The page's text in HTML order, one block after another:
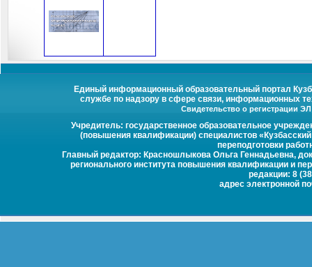
Единый информационный образовательный портал
службе по надзору в сфере связи, информационных
Свидетельство о регистрации
Учредитель: государственное образовательное
(повышения квалификации) специалистов
переподготовки
Главный редактор: Красношлыкова Ольга Геннадьевна,
регионального института повышения квалификации и
редакции: 8
адрес электронной